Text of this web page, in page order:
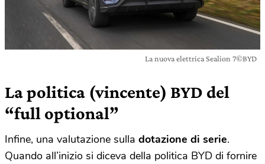
La nuova elettrica Sealion 7©BYD
La politica (vincente) BYD del
“full optional”
Infine, una valutazione sulla dotazione di serie.
Quando all’inizio si diceva della politica BYD di fornire